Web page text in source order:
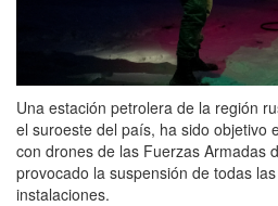
Una estación petrolera de la región
el suroeste del país, ha sido objetivo
con drones de las Fuerzas Armadas
provocado la suspensión de todas
instalaciones.